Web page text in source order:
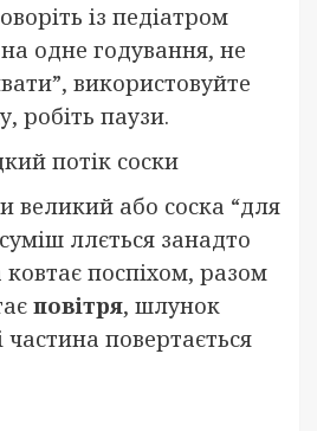
із педіатром
одне годування, не
використовуйте
робіть паузи.
потік соски
великий або соска “для
ллється занадто
поспіхом, разом
повітря, шлунок
частина повертається